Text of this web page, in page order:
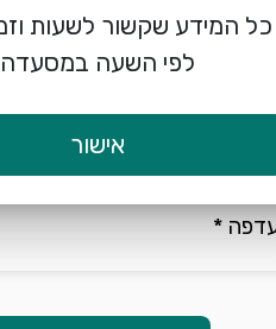
הלל 41, ירושלים
keyboard_arrow_down
keyboard_arrow_down
18:00
*
כל המידע שקשור לשעות
לפי השעה במסעדה
אישור